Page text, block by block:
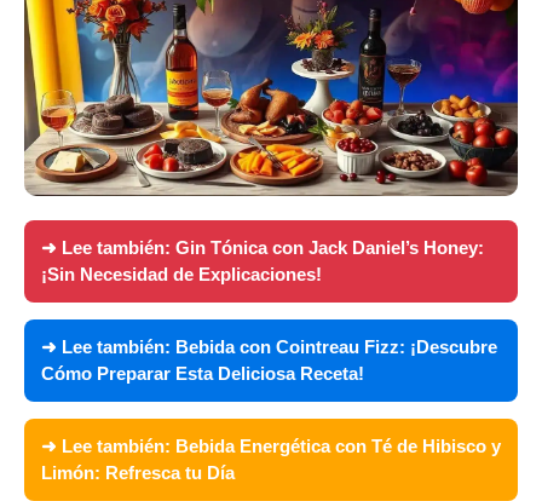
➜ Lee también: Gin Tónica con Jack Daniel’s Honey:
¡Sin Necesidad de Explicaciones!
➜ Lee también: Bebida con Cointreau Fizz: ¡Descubre
Cómo Preparar Esta Deliciosa Receta!
➜ Lee también: Bebida Energética con Té de Hibisco y
Limón: Refresca tu Día